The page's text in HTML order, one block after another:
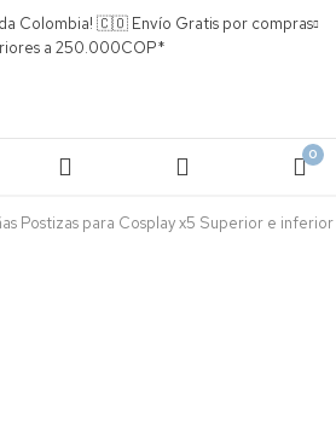
Colombia! 🇨🇴 Envío Gratis por compras
a 250.000COP*
0
Postizas para Cosplay x5 Superior e inferior